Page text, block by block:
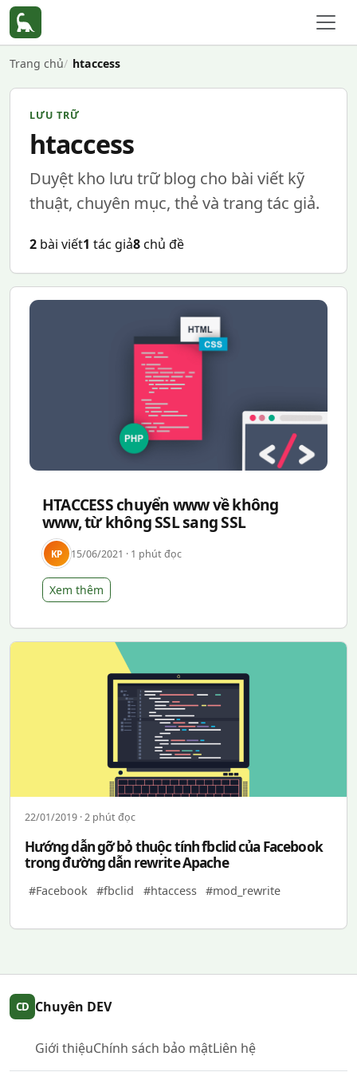
Trang chủ htaccess
LƯU TRỮ
htaccess
Duyệt kho lưu trữ blog cho bài viết kỹ
thuật, chuyên mục, thẻ và trang tác giả.
2 bài viết1 tác giả8chủ đề
HTACCESS chuyển www về không
www, từ không SSL sang SSL
KP 15/06/2021 · 1 phút đọc
Xem thêm
22/01/2019 · 2 phút đọc
Hướng dẫn gỡ bỏ thuộc tính fbclid của Facebook
trong đường dẫn rewrite Apache
#Facebook #fbclid #htaccess #mod_rewrite
CD Chuyên DEV
Giới thiệuChính sách bảo mậtLiên hệ